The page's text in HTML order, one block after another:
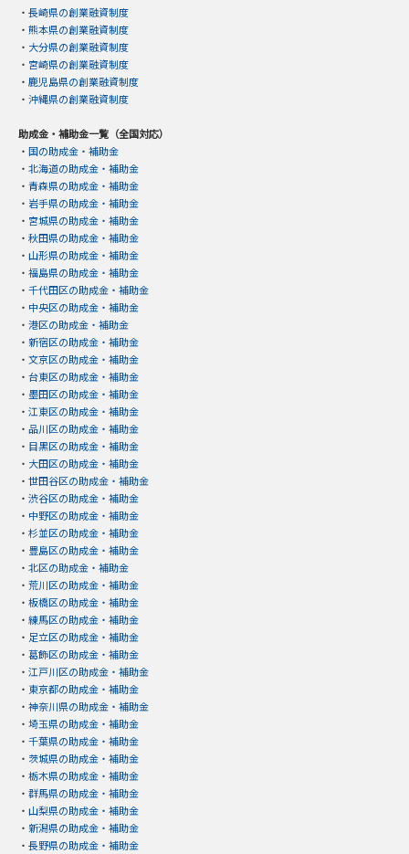
・ 長崎県の創業融資制度
・ 熊本県の創業融資制度
・ 大分県の創業融資制度
・ 宮崎県の創業融資制度
・ 鹿児島県の創業融資制度
・ 沖縄県の創業融資制度
助成金・補助金一覧（全国対応）
・ 国の助成金・補助金
・ 北海道の助成金・補助金
・ 青森県の助成金・補助金
・ 岩手県の助成金・補助金
・ 宮城県の助成金・補助金
・ 秋田県の助成金・補助金
・ 山形県の助成金・補助金
・ 福島県の助成金・補助金
・ 千代田区の助成金・補助金
・ 中央区の助成金・補助金
・ 港区の助成金・補助金
・ 新宿区の助成金・補助金
・ 文京区の助成金・補助金
・ 台東区の助成金・補助金
・ 墨田区の助成金・補助金
・ 江東区の助成金・補助金
・ 品川区の助成金・補助金
・ 目黒区の助成金・補助金
・ 大田区の助成金・補助金
・ 世田谷区の助成金・補助金
・ 渋谷区の助成金・補助金
・ 中野区の助成金・補助金
・ 杉並区の助成金・補助金
・ 豊島区の助成金・補助金
・ 北区の助成金・補助金
・ 荒川区の助成金・補助金
・ 板橋区の助成金・補助金
・ 練馬区の助成金・補助金
・ 足立区の助成金・補助金
・ 葛飾区の助成金・補助金
・ 江戸川区の助成金・補助金
・ 東京都の助成金・補助金
・ 神奈川県の助成金・補助金
・ 埼玉県の助成金・補助金
・ 千葉県の助成金・補助金
・ 茨城県の助成金・補助金
・ 栃木県の助成金・補助金
・ 群馬県の助成金・補助金
・ 山梨県の助成金・補助金
・ 新潟県の助成金・補助金
・ 長野県の助成金・補助金